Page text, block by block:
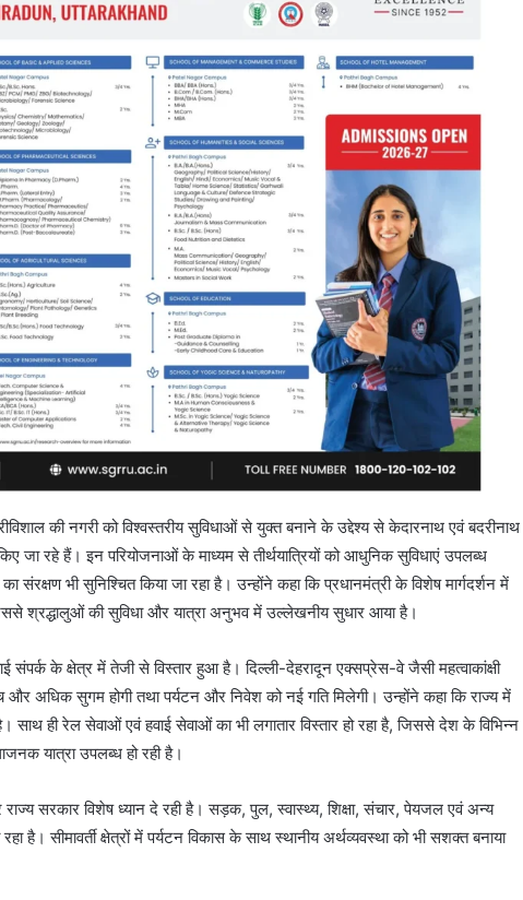
की नगरी को विश्वस्तरीय सुविधाओं से युक्त बनाने के उद्देश्य से केदारनाथ एवं बदरीनाथ
जा रहे हैं। इन परियोजनाओं के माध्यम से तीर्थयात्रियों को आधुनिक सुविधाएं उपलब्ध
संरक्षण भी सुनिश्चित किया जा रहा है। उन्होंने कहा कि प्रधानमंत्री के विशेष मार्गदर्शन में
श्रद्धालुओं की सुविधा और यात्रा अनुभव में उल्लेखनीय सुधार आया है।
के क्षेत्र में तेजी से विस्तार हुआ है। दिल्ली-देहरादून एक्सप्रेस-वे जैसी महत्वाकांक्षी
अधिक सुगम होगी तथा पर्यटन और निवेश को नई गति मिलेगी। उन्होंने कहा कि राज्य में
साथ ही रेल सेवाओं एवं हवाई सेवाओं का भी लगातार विस्तार हो रहा है, जिससे देश के विभिन्न
यात्रा उपलब्ध हो रही है।
राज्य सरकार विशेष ध्यान दे रही है। सड़क, पुल, स्वास्थ्य, शिक्षा, संचार, पेयजल एवं अन्य
है। सीमावर्ती क्षेत्रों में पर्यटन विकास के साथ स्थानीय अर्थव्यवस्था को भी सशक्त बनाया